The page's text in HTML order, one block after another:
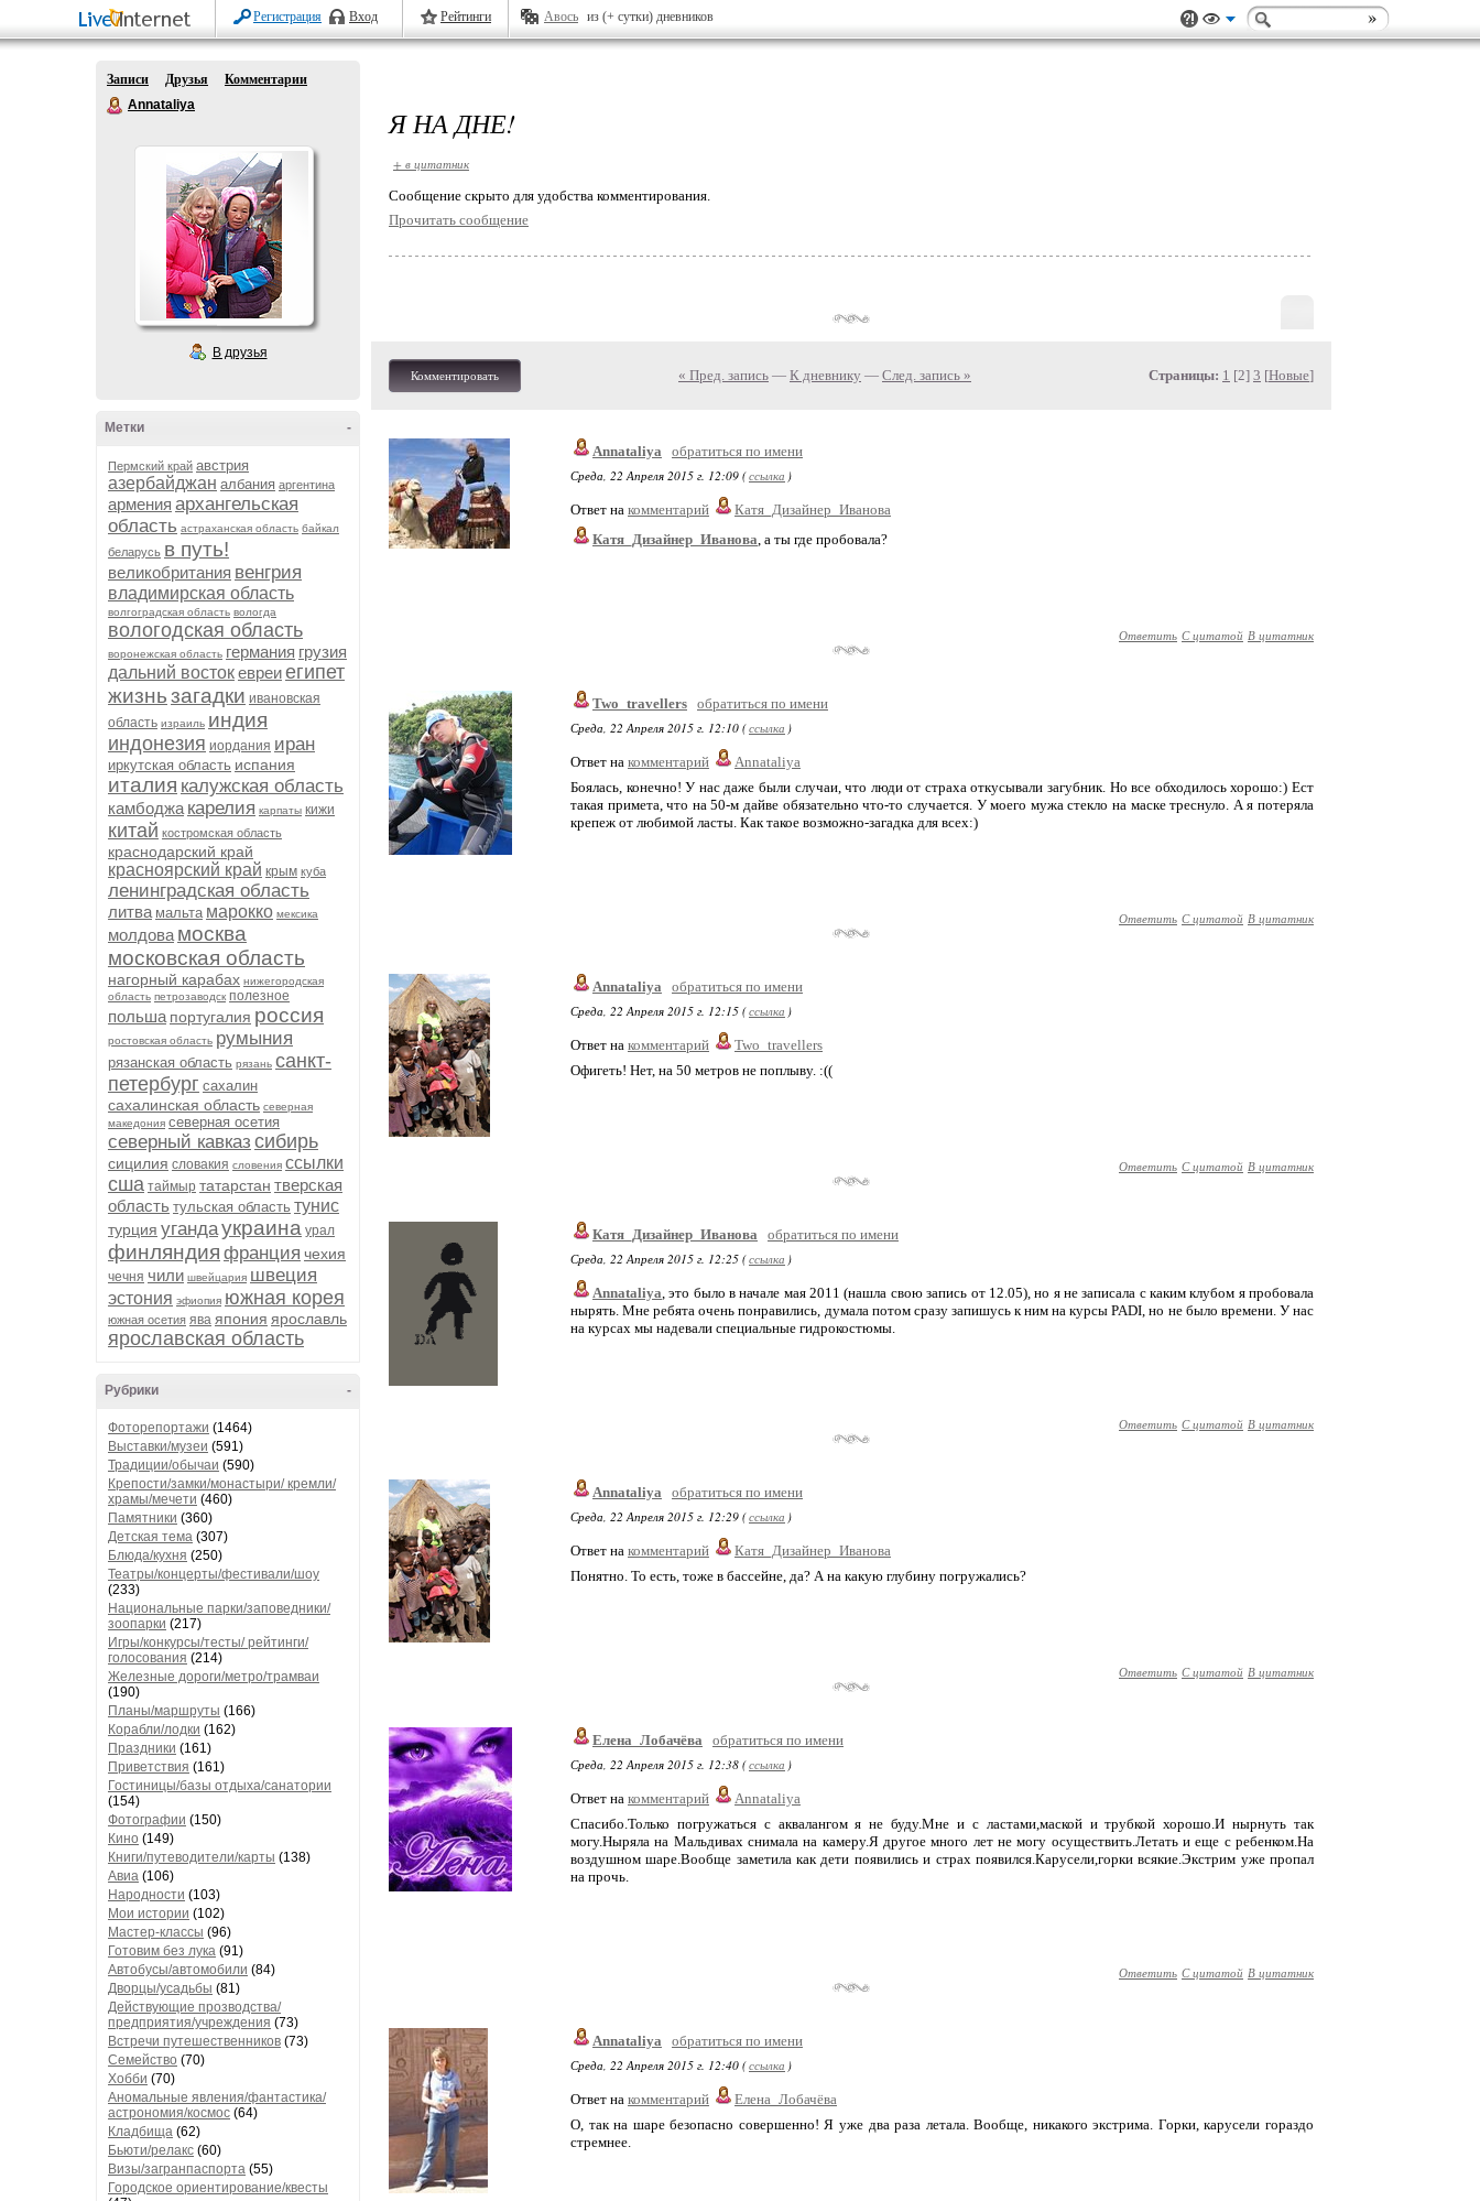
Регистрация Вход Рейтинги Авось из (+ сутки) дневников
Записи Друзья
Комментарии
Annataliya
В друзья
-
Метки
Пермский край австрия
азербайджан албания аргентина
армения архангельская
область астраханская область байкал
беларусь в путь!
великобритания венгрия
владимирская область
волгоградская область вологда
вологодская область
воронежская область германия грузия
дальний востокевреиегипет
жизньзагадки ивановская
область израиль индия
индонезия иордания иран
иркутская область испания
италия калужская область
камбоджа карелия карпаты кижи
китай костромская область
краснодарский край
красноярский край крым куба
ленинградская область
литва мальта марокко мексика
молдова москва
московская область
нагорный карабах нижегородская
область петрозаводск полезное
польша португалия россия
ростовская область румыния
рязанская область рязань санкт-
петербург сахалин
сахалинская область северная
македония северная осетия
северный кавказ сибирь
сицилия словакия словения ссылки
сша таймыр татарстан тверская
область тульская область тунис
турция угандаукраина урал
финляндия франция чехия
чечня чили швейцария швеция
эстония эфиопия южная корея
южная осетия ява япония ярославль
ярославская область
-
Рубрики
Фоторепортажи (1464)
Выставки/музеи (591)
Традиции/обычаи (590)
Крепости/замки/монастыри/ кремли/
храмы/мечети (460)
Памятники (360)
Детская тема (307)
Блюда/кухня (250)
Театры/концерты/фестивали/шоу
(233)
Национальные парки/заповедники/
зоопарки (217)
Игры/конкурсы/тесты/ рейтинги/
голосования (214)
Железные дороги/метро/трамваи
(190)
Планы/маршруты (166)
Корабли/лодки (162)
Праздники (161)
Приветствия (161)
Гостиницы/базы отдыха/санатории
(154)
Фотографии (150)
Кино (149)
Книги/путеводители/карты (138)
Авиа (106)
Народности (103)
Мои истории (102)
Мастер-классы (96)
Готовим без лука (91)
Автобусы/автомобили (84)
Дворцы/усадьбы (81)
Действующие прозводства/
предприятия/учреждения (73)
Встречи путешественников (73)
Семейство (70)
Хобби (70)
Аномальные явления/фантастика/
астрономия/космос (64)
Кладбища (62)
Бьюти/релакс (60)
Визы/загранпаспорта (55)
Городское ориентирование/квесты
Я НА ДНЕ!
+ в цитатник
Cообщение скрыто для удобства комментирования.
Прочитать сообщение
Комментировать « Пред. запись — К дневнику — След. запись » Страницы: 1 [2] 3 [Новые]
Annataliya
обратиться по имени
Среда, 22 Апреля 2015 г. 12:09 (ссылка )
Ответ на комментарий
Катя_Дизайнер_Иванова
Катя_Дизайнер_Иванова, а ты где пробовала?
Ответить С цитатой В цитатник
Two_travellers обратиться по имени
Среда, 22 Апреля 2015 г. 12:10 (ссылка )
Ответ на комментарий
Annataliya
Боялась, конечно! У нас даже были случаи, что люди от страха откусывали загубник. Но все обходилось хорошо:) Ест
такая примета, что на 50-м дайве обязательно что-то случается. У моего мужа стекло на маске треснуло. А я потеряла
крепеж от любимой ласты. Как такое возможно-загадка для всех:)
Ответить С цитатой В цитатник
Annataliya
обратиться по имени
Среда, 22 Апреля 2015 г. 12:15 (ссылка )
Ответ на комментарий
Two_travellers
Офигеть! Нет, на 50 метров не поплыву. :((
Ответить С цитатой В цитатник
Катя_Дизайнер_Иванова
обратиться по имени
Среда, 22 Апреля 2015 г. 12:25 (ссылка )
Annataliya, это было в начале мая 2011 (нашла свою запись от 12.05), но я не записала с каким клубом я пробовала
нырять. Мне ребята очень понравились, думала потом сразу запишусь к ним на курсы PADI, но не было времени. У нас
на курсах мы надевали специальные гидрокостюмы.
Ответить С цитатой В цитатник
Annataliya
обратиться по имени
Среда, 22 Апреля 2015 г. 12:29 (ссылка )
Ответ на комментарий
Катя_Дизайнер_Иванова
Понятно. То есть, тоже в бассейне, да? А на какую глубину погружались?
Ответить С цитатой В цитатник
Елена_Лобачёва
обратиться по имени
Среда, 22 Апреля 2015 г. 12:38 (ссылка )
Ответ на комментарий
Annataliya
Спасибо.Только погружаться с аквалангом я не буду.Мне и с ластами,маской и трубкой хорошо.И нырнуть так
могу.Ныряла на Мальдивах снимала на камеру.Я другое много лет не могу осуществить.Летать и еще с ребенком.На
воздушном шаре.Вообще заметила как дети появились и страх появился.Карусели,горки всякие.Экстрим уже пропал
на прочь.
Ответить С цитатой В цитатник
Annataliya
обратиться по имени
Среда, 22 Апреля 2015 г. 12:40 (ссылка )
Ответ на комментарий
Елена_Лобачёва
О, так на шаре безопасно совершенно! Я уже два раза летала. Вообще, никакого экстрима. Горки, карусели гораздо
стремнее.